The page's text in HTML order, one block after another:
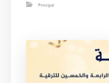
Principal